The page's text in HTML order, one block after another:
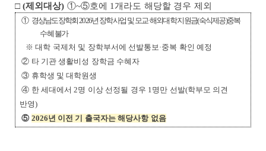
□ (제외대상) ①~⑤호에 1 개라도 해당할 경우 제외
① 경상남도장학회 2026년 장학사업 및 모교·해외대학 지원금(숙식제공)중복
수혜 불가
※대학 국제처 및 장학부서에 선발통보 ·중복 확인 예정
② 타 기관 생활비성 장학금 수혜자
③ 휴학생 및 대학원생
④ 한 세대에서2명 이상 선정될 경우 1 명만 선발(학부모 의견
반영)
⑤ 2026년 이전 기 출국자는 해당사항 없음